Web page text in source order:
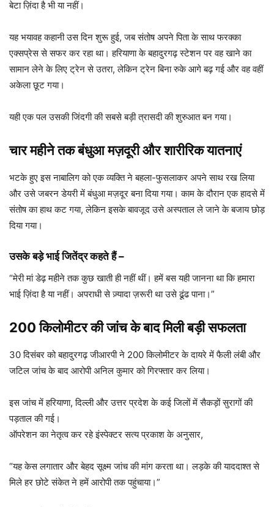
बेटा ज़िंदा है भी या नहीं।
यह भयावह कहानी उस दिन शुरू हुई, जब संतोष अपने पिता के साथ फरक्का
एक्सप्रेस से सफर कर रहा था। हरियाणा के बहादुरगढ़ स्टेशन पर वह खाने का
सामान लेने के लिए ट्रेन से उतरा, लेकिन ट्रेन बिना रुके आगे बढ़ गई और वह वहीं
अकेला छूट गया।
यही एक पल उसकी जिंदगी की सबसे बड़ी त्रासदी की शुरुआत बन गया।
चार महीने तक बंधुआ मज़दूरी और शारीरिक यातनाएं
भटके हुए इस नाबालिग को एक व्यक्ति ने बहला-फुसलाकर अपने साथ रख लिया
और उसे जबरन डेयरी में बंधुआ मज़दूर बना दिया गया। काम के दौरान एक हादसे में
संतोष का हाथ कट गया, लेकिन इसके बावजूद उसे अस्पताल ले जाने के बजाय छोड़
दिया गया।
उसके बड़े भाई जितेंद्र कहते हैं –
“मेरी मां डेढ़ महीने तक कुछ खाती ही नहीं थीं। हमें बस यही जानना था कि हमारा
भाई ज़िंदा है या नहीं। अपराधी से ज़्यादा ज़रूरी था उसे ढूंढ पाना।”
200 किलोमीटर की जांच के बाद मिली बड़ी सफलता
30 दिसंबर को बहादुरगढ़ जीआरपी ने 200 किलोमीटर के दायरे में फैली लंबी और
जटिल जांच के बाद आरोपी अनिल कुमार को गिरफ्तार कर लिया।
इस जांच में हरियाणा, दिल्ली और उत्तर प्रदेश के कई जिलों में सैकड़ों सुरागों की
पड़ताल की गई।
ऑपरेशन का नेतृत्व कर रहे इंस्पेक्टर सत्य प्रकाश के अनुसार,
“यह केस लगातार और बेहद सूक्ष्म जांच की मांग करता था। लड़के की याददाश्त से
मिले हर छोटे संकेत ने हमें आरोपी तक पहुंचाया।”